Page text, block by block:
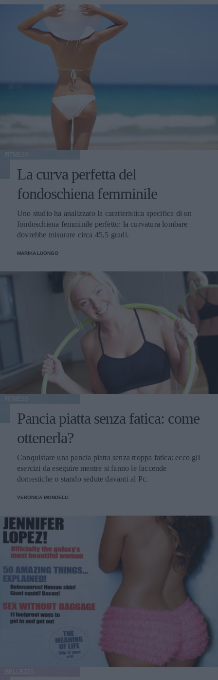
La curva perfetta del
fondoschiena femminile
Uno studio ha analizzato la caratteristica specifica di un
fondoschiena femminile perfetto: la curvatura lombare
dovrebbe misurare circa 45,5 gradi.
MARIKA LUONGO
Pancia piatta senza fatica: come
ottenerla?
Conquistare una pancia piatta senza troppa fatica: ecco gli
esercizi da eseguire mentre si fanno le faccende
domestiche o stando sedute davanti al Pc.
VERONICA MONDELLI